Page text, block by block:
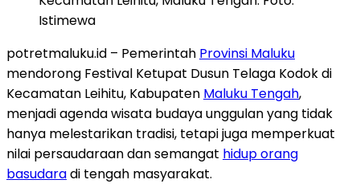
Istimewa
potretmaluku.id – Pemerintah Provinsi Maluku
mendorong Festival Ketupat Dusun Telaga Kodok di
Kecamatan Leihitu, Kabupaten Maluku Tengah,
menjadi agenda wisata budaya unggulan yang tidak
hanya melestarikan tradisi, tetapi juga memperkuat
nilai persaudaraan dan semangat hidup orang
basudaradi tengah masyarakat.